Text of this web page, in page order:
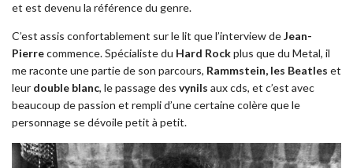
et est devenu la référence du genre.
C’est assis confortablement sur le lit que l’interview deJean-
Pierrecommence. Spécialiste du Hard Rockplus que du Metal, il
me raconte une partie de son parcours, Rammstein, les Beatles et
leur double blanc, le passage des vynils aux cds, et c’est avec
beaucoup de passion et rempli d’une certaine colère que le
personnage se dévoile petit à petit.